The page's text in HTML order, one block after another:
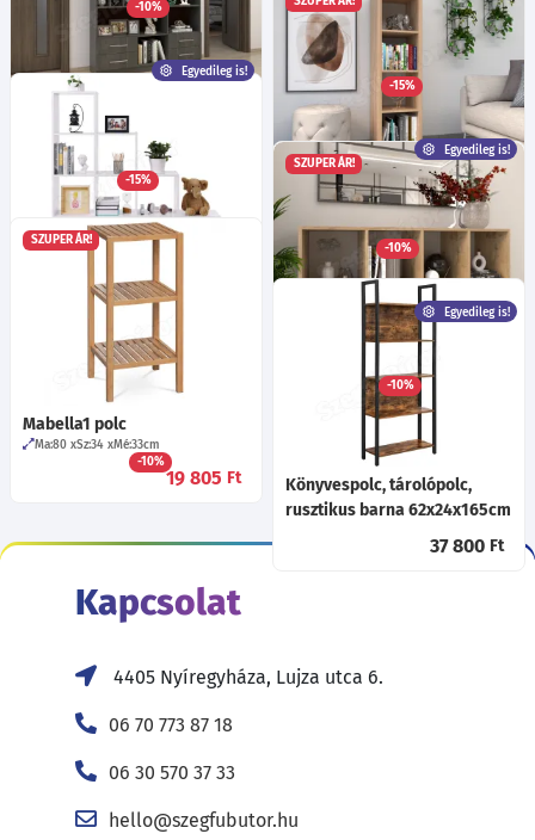
-10%
7 475Ft Ma:200 Sz:40 Mé:38
Egyedileg is!
Több mint 40 féle szín!
57 féle fogó!
6 féle bútorláb!
Többféle fióksín!
-15%
42 170Ft-tól
Egyedileg is!
Jocó Polcrendszer BL
Ma:185 Sz:140 Mé:34
Egyedileg is!
Több mint 40 féle szín!
62 féle fogó!
Többféle fióksín!
-15%
76 760
Egyedileg is!
Emese 1x4 Falipolc Dupla
kerettel
Egyedileg is!
Több mint 40 féle szín!
-10%
47 800Ft
Könyvespolc, térelválasztó
polc, fehér 129x129x29cm
52 800
SZUPER ÁR!
Egyedileg is!
Emese 1x4 Falipolc
Több mint 40 féle szín!
-10%
18 100
SZUPER ÁR!
Mabella1 polc
Ma:80 Sz:34 Mé:33cm
-10%
19 805 Ft
Könyvespolc, tárolópolc,
rusztikus barna 62x24x165cm
37 800 Ft
Kapcsolat
4405 Nyíregyháza, Lujza utca 6.
06 70 773 87 18
06 30 570 37 33
hello@szegfubutor.hu